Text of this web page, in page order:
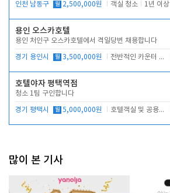
인천 남동구 월 2,500,000원 객실 청소 1년 이상
용인 오스카호텔
용인 처인구 오스카호텔에서 격일당번 채용합니다
경기 용인시 월 3,500,000원 전반적인 카운터 업무
호텔야자 평택역점
청소 1팀 구인합니다
경기 평택시 월 5,000,000원 호텔객실 및 공용시설 청소 관리
많이 본 기사